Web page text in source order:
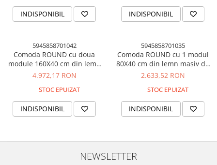
INDISPONIBIL INDISPONIBIL
5945858701042
Comoda ROUND cu doua
module 160X40 cm din lemn
masiv de stejar pentru living
4.972,17 RON
STOC EPUIZAT
INDISPONIBIL
5945858701035
Comoda ROUND cu 1 modul
80X40 cm din lemn masiv de
stejar pentru living sau
2.633,52 RON
STOC EPUIZAT
INDISPONIBIL
NEWSLETTER